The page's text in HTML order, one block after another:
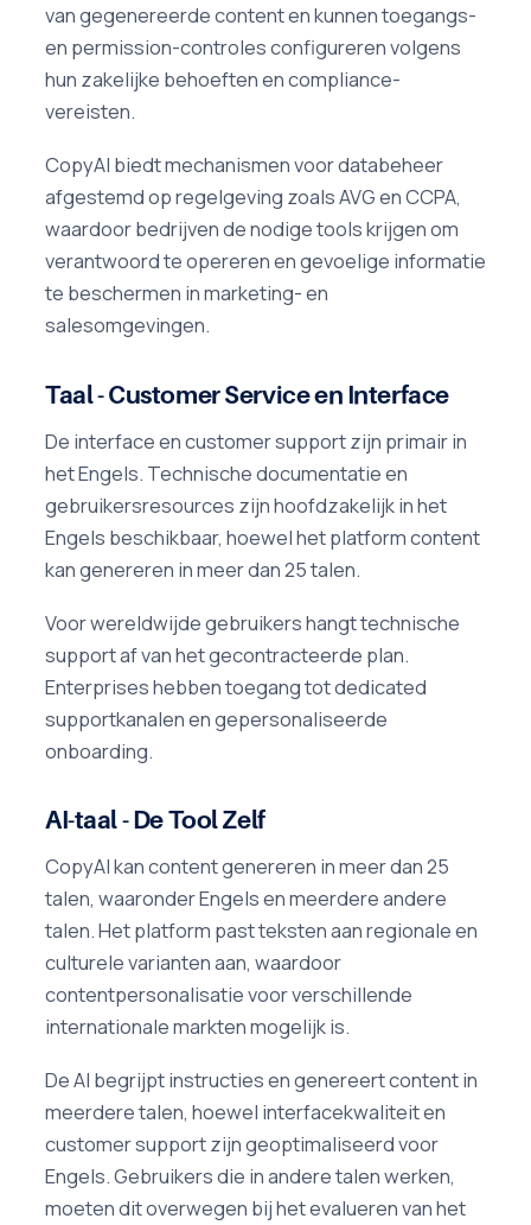
van gegenereerde content en kunnen toegangs-
en permission-controles configureren volgens
hun zakelijke behoeften en compliance-
vereisten.
CopyAI biedt mechanismen voor databeheer
afgestemd op regelgeving zoals AVG en CCPA,
waardoor bedrijven de nodige tools krijgen om
verantwoord te opereren en gevoelige informatie
te beschermen in marketing- en
salesomgevingen.
Taal - Customer Service en Interface
De interface en customer support zijn primair in
het Engels. Technische documentatie en
gebruikersresources zijn hoofdzakelijk in het
Engels beschikbaar, hoewel het platform content
kan genereren in meer dan 25 talen.
Voor wereldwijde gebruikers hangt technische
support af van het gecontracteerde plan.
Enterprises hebben toegang tot dedicated
supportkanalen en gepersonaliseerde
onboarding.
AI-taal - De Tool Zelf
CopyAI kan content genereren in meer dan 25
talen, waaronder Engels en meerdere andere
talen. Het platform past teksten aan regionale en
culturele varianten aan, waardoor
contentpersonalisatie voor verschillende
internationale markten mogelijk is.
De AI begrijpt instructies en genereert content in
meerdere talen, hoewel interfacekwaliteit en
customer support zijn geoptimaliseerd voor
Engels. Gebruikers die in andere talen werken,
moeten dit overwegen bij het evalueren van het